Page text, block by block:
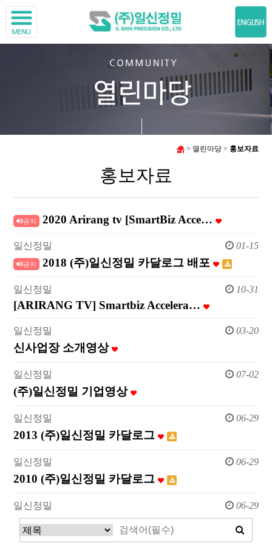
> 열린마당 > 홍보자료
홍보자료
공지 2020 Arirang tv [SmartBiz Acce…
일신정밀 01-15
공지 2018 (주)일신정밀 카달로그 배포
일신정밀 10-31
[ARIRANG TV] Smartbiz Accelera…
일신정밀 03-20
신사업장 소개영상
일신정밀 07-02
(주)일신정밀 기업영상
일신정밀 06-29
2013 (주)일신정밀 카달로그
일신정밀 06-29
2010 (주)일신정밀 카달로그
일신정밀 06-29